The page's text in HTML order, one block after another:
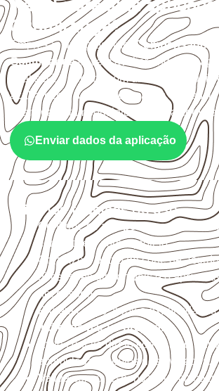
Naval para uma
Guamiranga?
Empresas que procuram
Compensado
Guamirangadevem avaliar onde a chapa
qual será o contato com umidade e quais
acabamento serão necessários.
quantidade também interferem na compra.
Enviar dados da aplicação
Critérios técnicos de uso
Confirme se a espessura e o
compatíveis com o projeto.
Organize o plano de corte de acordo
dimensões disponíveis e o
necessário.
Proteja cortes, furos e
indicada para o projeto.
Evite contato direto com o solo,
acumulada e apoios desnivelados.
Valide com o responsável técnico